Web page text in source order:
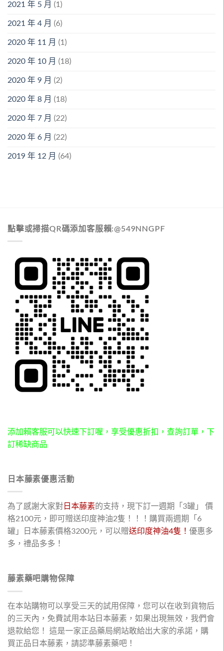
2021 年 5 月 (1)
2021 年 4 月 (6)
2020 年 11 月 (1)
2020 年 10 月 (18)
2020 年 9 月 (2)
2020 年 8 月 (18)
2020 年 7 月 (22)
2020 年 6 月 (22)
2019 年 12 月 (64)
點擊或掃描QR碼添加客服賴:@549NNGPF
添加賴客服可以快速下訂喔，享受優惠折扣，查詢訂單，下
訂稀缺商品
日本藤素優惠活動
為了感謝大家對 日本藤素的支持，現下訂一週期「3罐」 價
格2100元，即可贈送印度神油2隻！！！購買兩週期「6
罐」日本藤素價格3200元，可以贈送印度神油4隻！ 優惠多
多，禮品多多！
藤素藥吧購物保障
在本站購物可以享受三天的試用保障，您可以在收到貨物后
的三天內，免費試用本站日本藤素，如果出現無效，我們會
退款給您！ 這是一家正品藥局網站敢給出大家的承諾，購
買正品日本藤素，請認準藤素藥吧！